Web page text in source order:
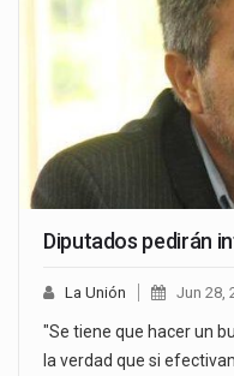
Diputados pedirán
La Unión Jun 28,
"Se tiene que hacer un
la verdad que si